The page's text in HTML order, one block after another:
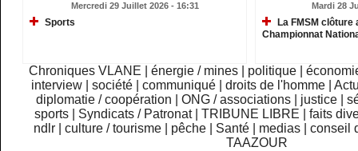
Mercredi 29 Juillet 2026 - 16:31
Sports
Mardi 28
La FMSM
Championnat
Chroniques VLANE énergie / mines politique
interview
|société |communiqué |droits de l'homme |
diplomatie / coopération
ONG / associations justice
sports
Syndicats / Patronat TRIBUNE LIBRE
faits
ndlr
|culture / tourisme pêche Santé medias |conseil
TAAZOUR